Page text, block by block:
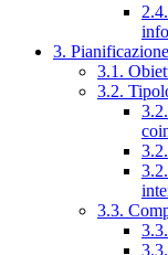
3.
3.1.
3.2.
3.3.